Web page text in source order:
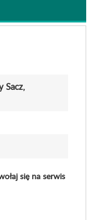
Sacz,
się na serwis